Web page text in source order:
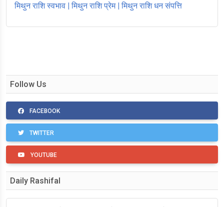
मिथुन राशि स्वभाव | मिथुन राशि प्रेम | मिथुन राशि धन संपत्ति
Follow Us
FACEBOOK
TWITTER
YOUTUBE
Daily Rashifal